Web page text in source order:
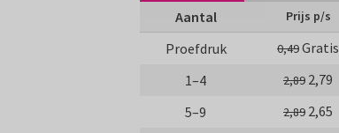
Aantal Prijs p/s
Proefdruk 0,49Gratis
1–4
2,89 2,79
5–9
2,89 2,65